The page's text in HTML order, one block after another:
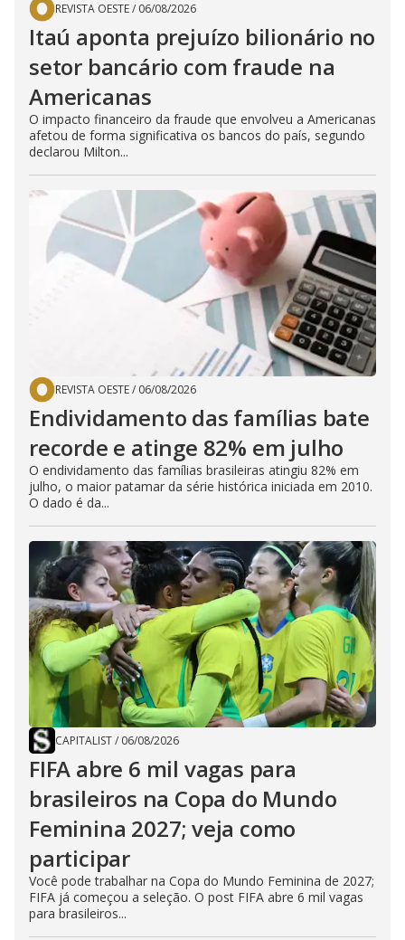
REVISTA OESTE/ 06/08/2026
Itaú aponta prejuízo bilionário no
setor bancário com fraude na
Americanas
O impacto financeiro da fraude que envolveu a Americanas
afetou de forma significativa os bancos do país, segundo
declarou Milton...
REVISTA OESTE/ 06/08/2026
Endividamento das famílias bate
recorde e atinge 82% em julho
O endividamento das famílias brasileiras atingiu 82% em
julho, o maior patamar da série histórica iniciada em 2010.
O dado é da...
CAPITALIST/ 06/08/2026
FIFA abre 6 mil vagas para
brasileiros na Copa do Mundo
Feminina 2027; veja como
participar
Você pode trabalhar na Copa do Mundo Feminina de 2027;
FIFA já começou a seleção. O post FIFA abre 6 mil vagas
para brasileiros...